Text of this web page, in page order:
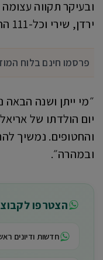
ובעיקר תקווה
ירדן, שירי וכל-111 החטופות והחטופים שבים לביתם.
פרסמו חינם בלוח
״מי ייתן ושנה הבאה
יום הולדתו של
והחטופים. נמשיך
ובמהרה״.
הצטרפו
חדשות ודיונים